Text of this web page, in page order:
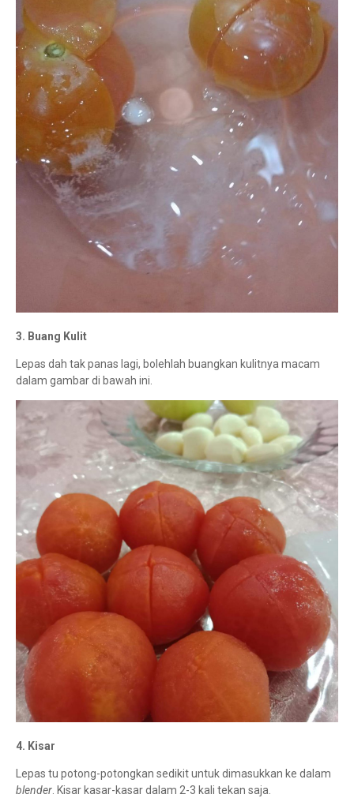
3. Buang Kulit
Lepas dah tak panas lagi, bolehlah buangkan kulitnya macam
dalam gambar di bawah ini.
4. Kisar
Lepas tu potong-potongkan sedikit untuk dimasukkan ke dalam
blender. Kisar kasar-kasar dalam 2-3 kali tekan saja.